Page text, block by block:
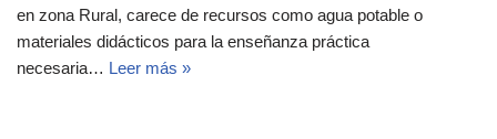
en zona Rural, carece de recursos como agua potable o
materiales didácticos para la enseñanza práctica
necesaria… Leer más »